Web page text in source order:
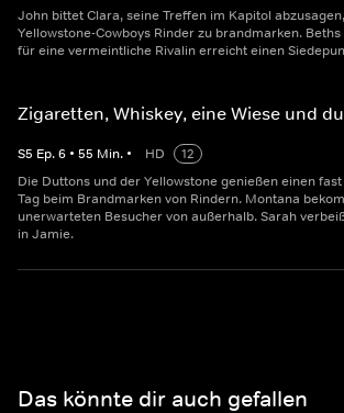
John bittet Clara, seine Treffen im Kapitol
Yellowstone-Cowboys Rinder zu brandmarken.
für eine vermeintliche Rivalin erreicht einen
Zigaretten, Whiskey, eine Wiese und du
S5 Ep.6 • 55 Min. • HD
12
Die Duttons und der Yellowstone genießen einen
Tag beim Brandmarken von Rindern. Montana
unerwarteten Besucher von außerhalb. Sarah
in Jamie.
Das könnte dir auch gefallen